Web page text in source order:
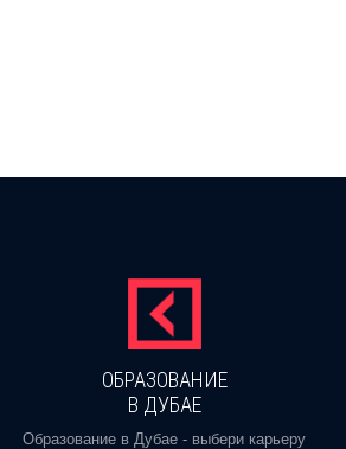
ОБРАЗОВАНИЕ
В ДУБАЕ
Образование в Дубае - выбери карьеру